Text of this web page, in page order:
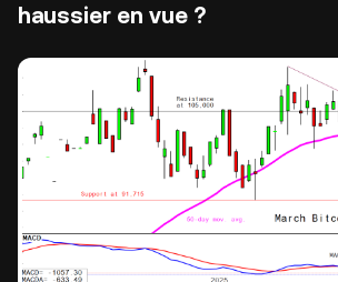
haussier en vue ?